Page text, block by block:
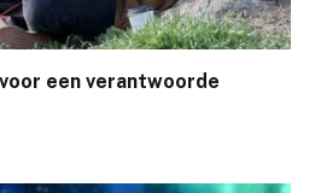
een verantwoorde